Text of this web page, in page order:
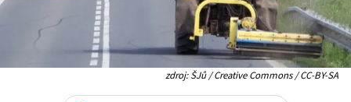
zdroj: ŠJů / Creative Commons / CC-BY-SA